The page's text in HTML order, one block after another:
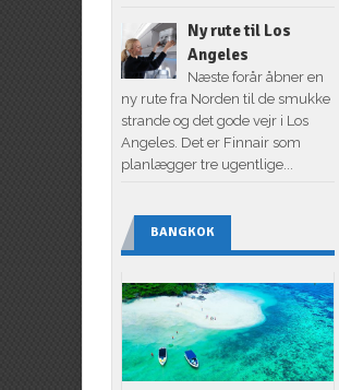
Ny rute til Los
Angeles
Næste forår åbner en
ny rute fra Norden til de smukke
strande og det gode vejr i Los
Angeles. Det er Finnair som
planlægger tre ugentlige...
BANGKOK